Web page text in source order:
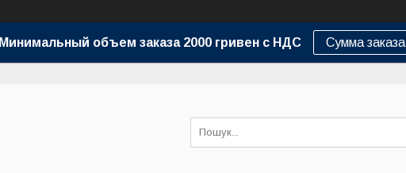
Минимальный объем заказа 2000 гривен с НДС Сумма заказа